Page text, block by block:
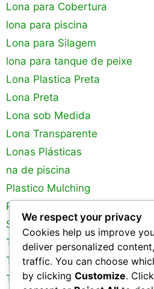
Lona para Cobertura
lona para piscina
Lona para Silagem
lona para tanque de peixe
Lona Plastica Preta
Lona Preta
Lona sob Medida
Lona Transparente
Lonas Plásticas
na de piscina
Plastico Mulching
Plastico para Estufa
Silagem
Tanques de Peixes
Tela de Sombreamento
Tela Mosquiteira
We respect your privacy
Cookies help us improve
deliver personalized
traffic. You can choose
by clicking Customize. Click